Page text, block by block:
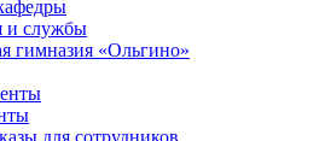
и службы
гимназия «Ольгино»
для сотрудников